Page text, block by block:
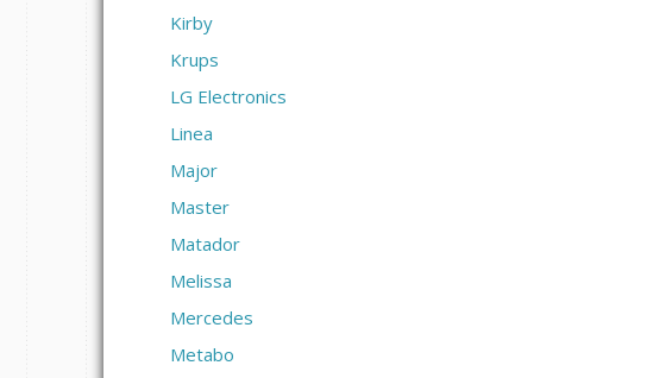
Kirby
Krups
LG Electronics
Linea
Major
Master
Matador
Melissa
Mercedes
Metabo